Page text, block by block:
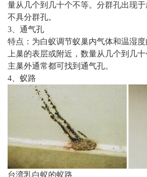
量从几个到几十个不等。分群孔出现
不具分群孔。
3、通气孔
特点：为白蚁调节蚁巢内气体和温湿
上巢的表层或附近，数量从几个到几
主巢外通常都可找到通气孔。
4、蚁路
台湾乳白蚁的蚁路